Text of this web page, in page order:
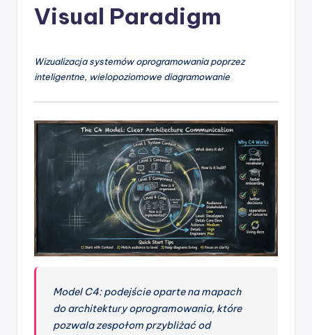
A
si
o
Visual Paradigm
Wizualizacja systemów oprogramowania poprzez
inteligentne, wielopoziomowe diagramowanie
Model C4: podejście oparte na mapach
do architektury oprogramowania, które
pozwala zespołom przybliżać od